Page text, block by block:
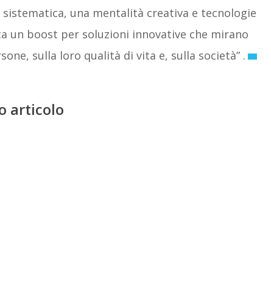
sistematica, una mentalità creativa e tecnologie
un boost per soluzioni innovative che mirano
sulla loro qualità di vita e, sulla società” .
articolo